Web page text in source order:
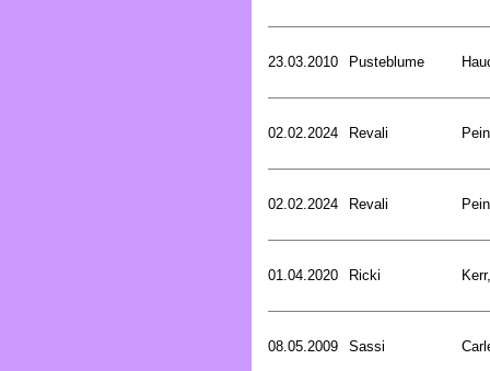
23.03.2010 Pusteblume
02.02.2024 Revali
02.02.2024 Revali
01.04.2020 Ricki
08.05.2009 Sassi